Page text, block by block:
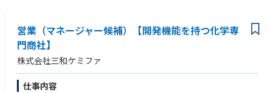
【取扱い商材】
ＡＬインパクト成形、メンブレンディスプレイ、情報端末用ケース、スピ
ーカー用ボックス、樹脂ホース、透明樹脂加工品、微小成形品、レーザー
マーキング、精密金属加工品、２色成形品、メンブレンスイッチ、キーレ
スエントリー 等
営業（マネージャー候補）【開発機能を持つ化学専
門商社】
株式会社三和ケミファ
仕事内容